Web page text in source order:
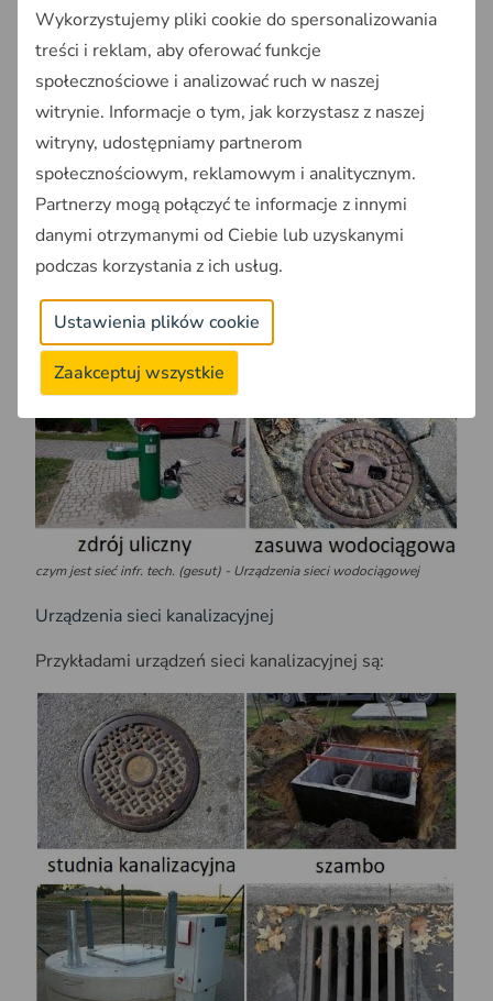
Sieć wodociągowa;
Sieć kanalizacyjna.
Urządzenia sieci wodociągowej
Przykładami urządzeń sieci wodociągowej są:
czym jest sieć infr. tech. (gesut) - Urządzenia sieci wodociągowej
Urządzenia sieci kanalizacyjnej
Przykładami urządzeń sieci kanalizacyjnej są:
Wykorzystujemy pliki cookie do spersonalizowania
treści i reklam, aby oferować funkcje
społecznościowe i analizować ruch w naszej
witrynie. Informacje o tym, jak korzystasz z naszej
witryny, udostępniamy partnerom
społecznościowym, reklamowym i analitycznym.
Partnerzy mogą połączyć te informacje z innymi
danymi otrzymanymi od Ciebie lub uzyskanymi
podczas korzystania z ich usług.
Ustawienia plików cookie
Zaakceptuj wszystkie